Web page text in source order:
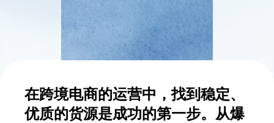
在跨境电商的运营中，找到稳定、
优质的货源是成功的第一步。从爆